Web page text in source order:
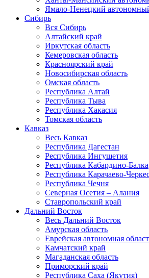
Ямало-Ненецкий
Сибирь
Вся Сибирь
Алтайский край
Иркутская область
Кемеровская область
Красноярский край
Новосибирская область
Омская область
Республика Алтай
Республика Тыва
Республика Хакасия
Томская область
Кавказ
Весь Кавказ
Республика Дагестан
Республика Ингушетия
Республика Кабардино-
Республика Карачаево-
Республика Чечня
Северная Осетия – Алания
Ставропольский край
Дальний Восток
Весь Дальний Восток
Амурская область
Еврейская автономная
Камчатский край
Магаданская область
Приморский край
Республика Саха (Якутия)